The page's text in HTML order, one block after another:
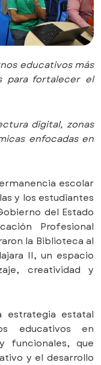
educativos más
para fortalecer el
digital, zonas
enfocadas en
escolar
y los estudiantes
del Estado
Profesional
la Biblioteca al
II, un espacio
creatividad y
estatal
educativos en
funcionales, que
y el desarrollo